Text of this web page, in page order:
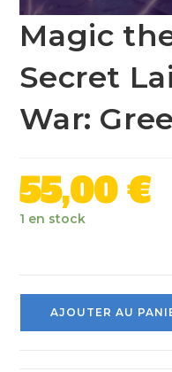
Magic
Secret
War:
55,00€
1 en stock
AJOUTER AU